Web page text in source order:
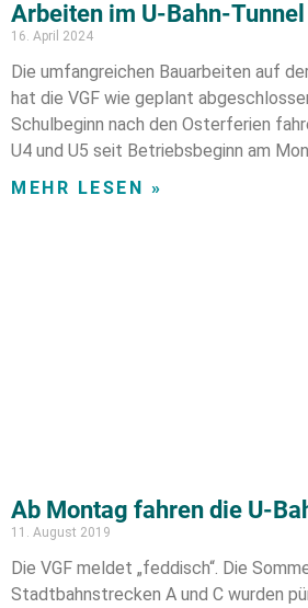
Arbeiten im U-Bahn-
16. April 2024
Die umfangreichen Bauarbeiten auf
hat die VGF wie geplant
Schulbeginn nach den Osterferien
U4 und U5 seit Betriebsbeginn am
MEHR LESEN »
Ab Montag fahren die U-
11. August 2019
Die VGF meldet „feddisch“. Die
Stadtbahnstrecken A und C wurden